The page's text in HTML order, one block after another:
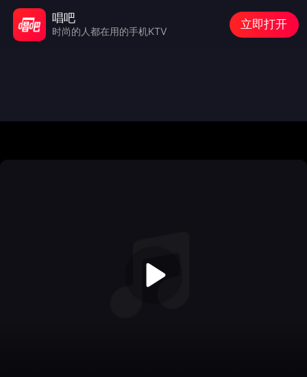
唱吧
时尚的人都在用的手机KTV
立即打开